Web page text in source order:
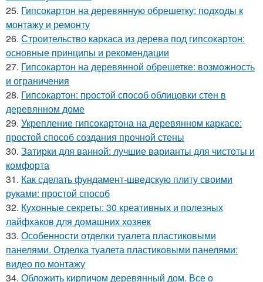
25. Гипсокартон на деревянную обрешетку: подходы к
монтажу и ремонту
26. Строительство каркаса из дерева под гипсокартон:
основные принципы и рекомендации
27. Гипсокартон на деревянной обрешетке: возможность
и ограничения
28. Гипсокартон: простой способ облицовки стен в
деревянном доме
29. Укрепление гипсокартона на деревянном каркасе:
простой способ создания прочной стены
30. Затирки для ванной: лучшие варианты для чистоты и
комфорта
31. Как сделать фундамент-шведскую плиту своими
руками: простой способ
32. Кухонные секреты: 30 креативных и полезных
лайфхаков для домашних хозяек
33. Особенности отделки туалета пластиковыми
панелями. Отделка туалета пластиковыми панелями:
видео по монтажу
34. Обложить кирпичом деревянный дом. Все о